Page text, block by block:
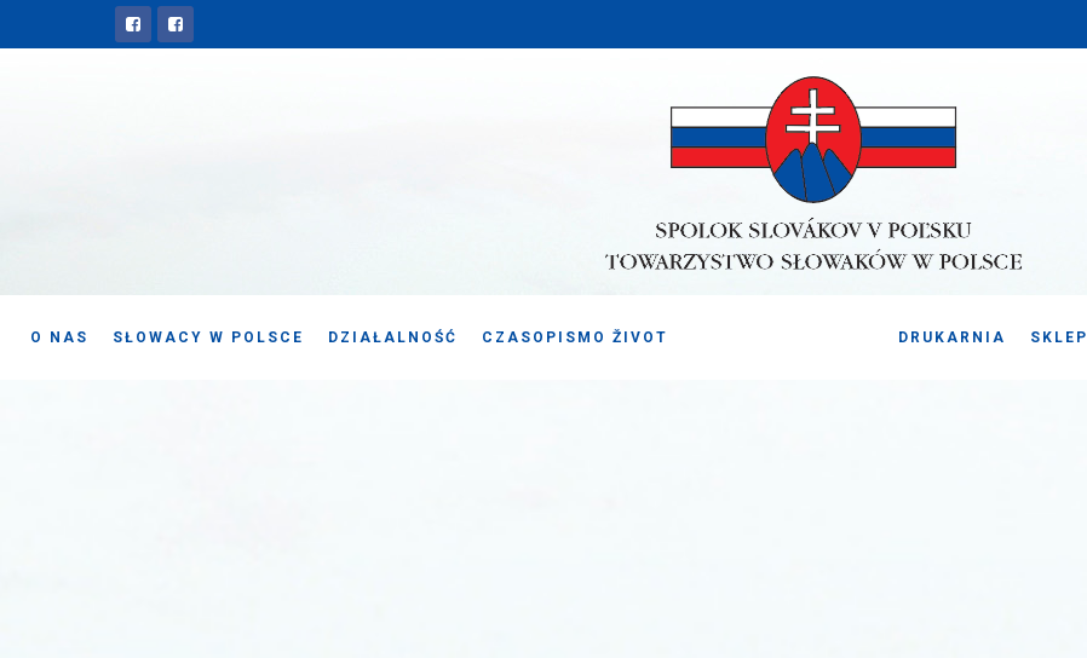
O NAS SŁOWACY W POLSCE DZIAŁALNOŚĆ CZASOPISMO ŽIVOT DRUKARNIA SKLEP